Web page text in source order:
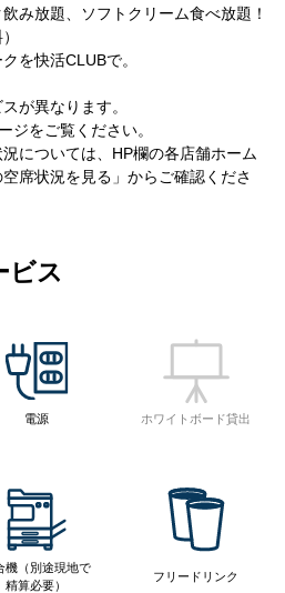
み放題、ソフトクリーム食べ放題！
を快活CLUBで。
が異なります。
ジをご覧ください。
については、HP欄の各店舗ホーム
席状況を見る」からご確認くださ
ビス
電源 ホワイトボード貸出
機（別途現地で
精算必要）
フリードリンク